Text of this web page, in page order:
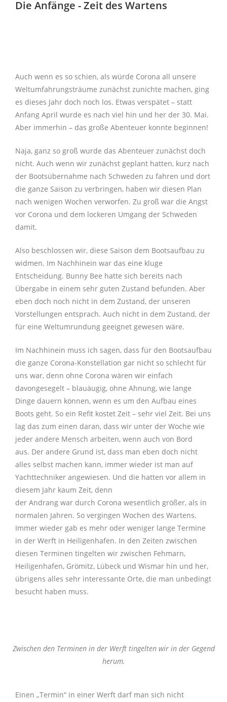
Die Anfänge - Zeit des Wartens
Auch wenn es so schien, als würde Corona all unsere
Weltumfahrungsträume zunächst zunichte machen, ging
es dieses Jahr doch noch los. Etwas verspätet – statt
Anfang April wurde es nach viel hin und her der 30. Mai.
Aber immerhin – das große Abenteuer konnte beginnen!
Naja, ganz so groß wurde das Abenteuer zunächst doch
nicht. Auch wenn wir zunächst geplant hatten, kurz nach
der Bootsübernahme nach Schweden zu fahren und dort
die ganze Saison zu verbringen, haben wir diesen Plan
nach wenigen Wochen verworfen. Zu groß war die Angst
vor Corona und dem lockeren Umgang der Schweden
damit.
Also beschlossen wir, diese Saison dem Bootsaufbau zu
widmen. Im Nachhinein war das eine kluge
Entscheidung. Bunny Bee hatte sich bereits nach
Übergabe in einem sehr guten Zustand befunden. Aber
eben doch noch nicht in dem Zustand, der unseren
Vorstellungen entsprach. Auch nicht in dem Zustand, der
für eine Weltumrundung geeignet gewesen wäre.
Im Nachhinein muss ich sagen, dass für den Bootsaufbau
die ganze Corona-Konstellation gar nicht so schlecht für
uns war, denn ohne Corona wären wir einfach
davongesegelt – blauäugig, ohne Ahnung, wie lange
Dinge dauern können, wenn es um den Aufbau eines
Boots geht. So ein Refit kostet Zeit – sehr viel Zeit. Bei uns
lag das zum einen daran, dass wir unter der Woche wie
jeder andere Mensch arbeiten, wenn auch von Bord
aus. Der andere Grund ist, dass man eben doch nicht
alles selbst machen kann, immer wieder ist man auf
Yachttechniker angewiesen. Und die hatten vor allem in
diesem Jahr kaum Zeit, denn
der Andrang war durch Corona wesentlich größer, als in
normalen Jahren. So vergingen Wochen des Wartens.
Immer wieder gab es mehr oder weniger lange Termine
in der Werft in Heiligenhafen. In den Zeiten zwischen
diesen Terminen tingelten wir zwischen Fehmarn,
Heiligenhafen, Grömitz, Lübeck und Wismar hin und her,
übrigens alles sehr interessante Orte, die man unbedingt
besucht haben muss.
Zwischen den Terminen in der Werft tingelten wir in der Gegend
herum.
Einen „Termin“ in einer Werft darf man sich nicht